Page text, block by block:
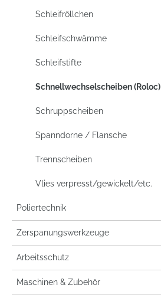
Schleifröllchen
Schleifschwämme
Schleifstifte
Schnellwechselscheiben (Roloc)
Schruppscheiben
Spanndorne / Flansche
Trennscheiben
Vlies verpresst/gewickelt/etc.
Poliertechnik
Zerspanungswerkzeuge
Arbeitsschutz
Maschinen & Zubehör